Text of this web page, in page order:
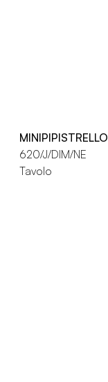
620/J/DIM/NE
Tavolo